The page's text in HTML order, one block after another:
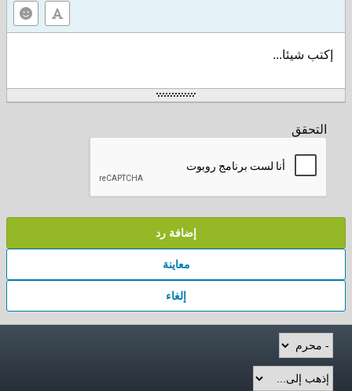
إكتب شيئا...
التحقق
إضافة رد
معاينة
إلغاء